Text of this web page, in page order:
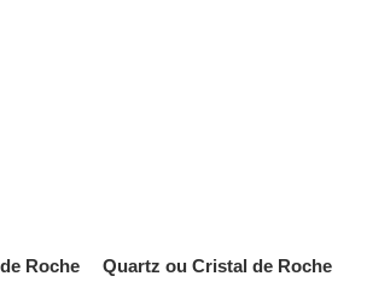
Roche
Quartz ou Cristal de Roche